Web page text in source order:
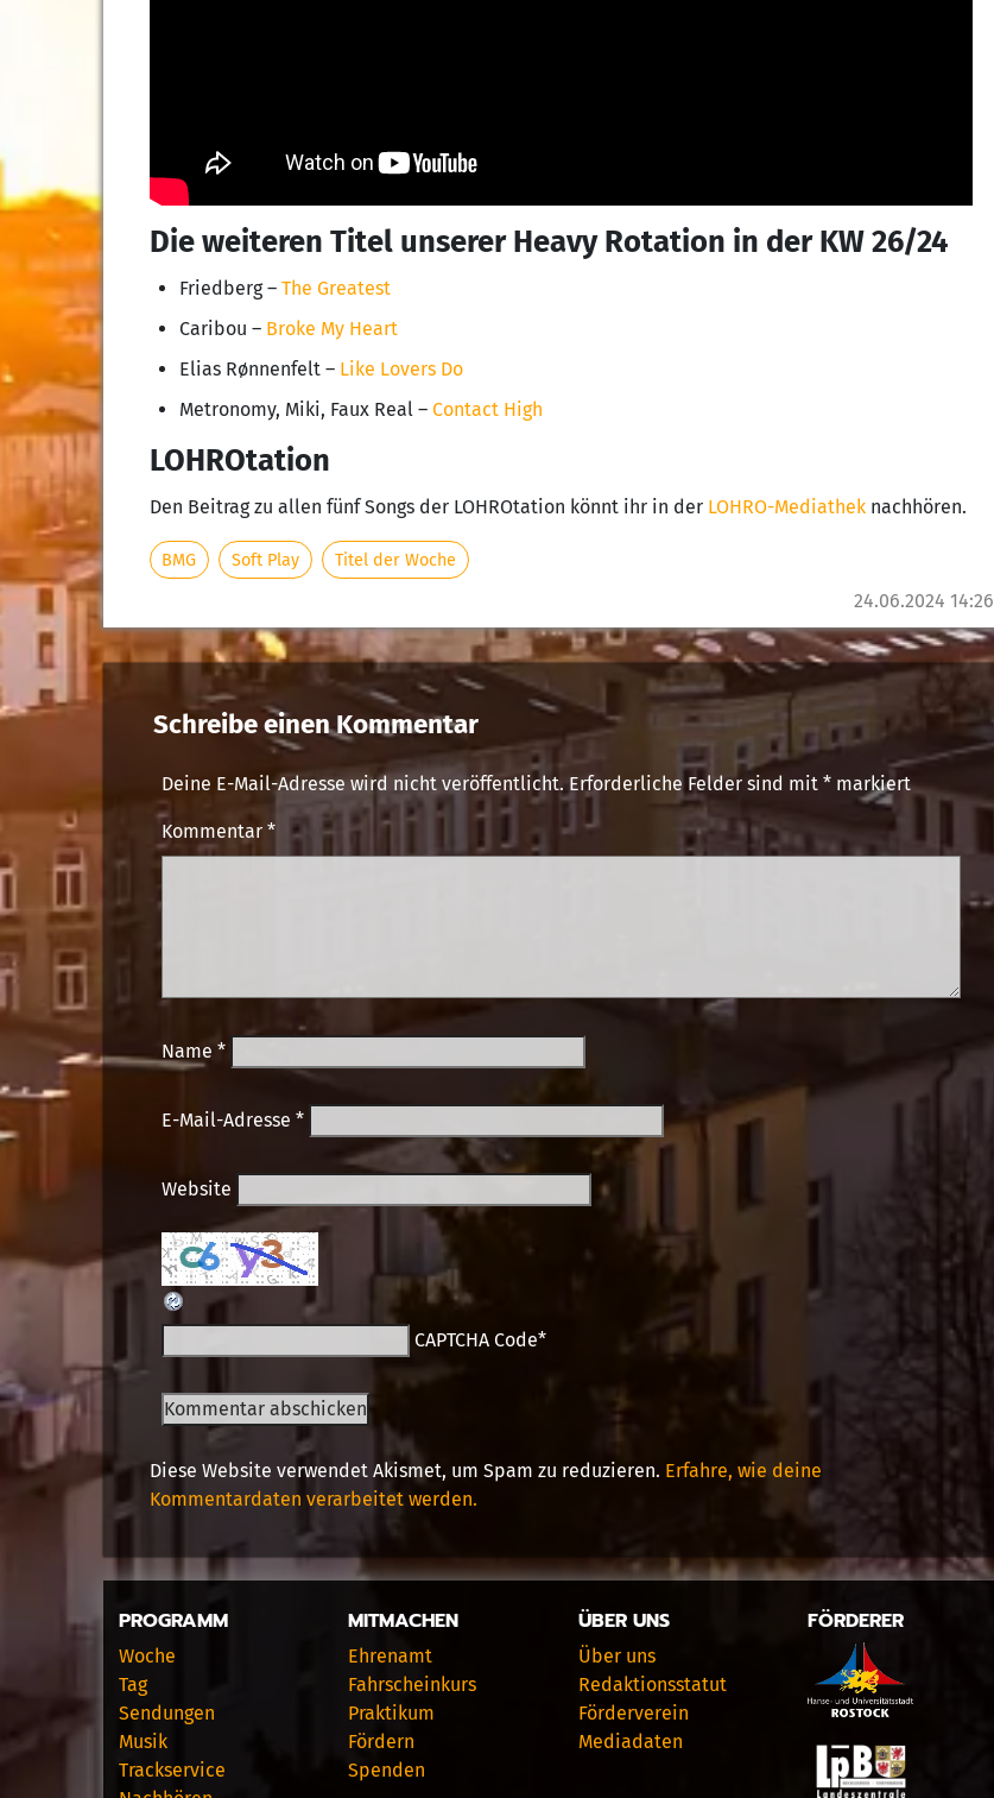
24.06.2024 14:26
Die weiteren Titel unserer Heavy Rotation in der KW 26/24
Friedberg – The Greatest
Caribou – Broke My Heart
Elias Rønnenfelt – Like Lovers Do
Metronomy, Miki, Faux Real – Contact High
LOHROtation
Den Beitrag zu allen fünf Songs der LOHROtation könnt ihr in der LOHRO-Mediatheknachhören.
BMG Soft Play Titel der Woche
Schreibe einen Kommentar
Deine E-Mail-Adresse wird nicht veröffentlicht. Erforderliche Felder sind mit *markiert
Kommentar *
Name *
E-Mail-Adresse *
Website
CAPTCHA Code*
Diese Website verwendet Akismet, um Spam zu reduzieren. Erfahre, wie deine
Kommentardaten verarbeitet werden.
PROGRAMM
Woche
Tag
Sendungen
Musik
Trackservice
MITMACHEN
Ehrenamt
Fahrscheinkurs
Praktikum
Fördern
Spenden
ÜBER UNS
Über uns
Redaktionsstatut
Förderverein
Mediadaten
FÖRDERER